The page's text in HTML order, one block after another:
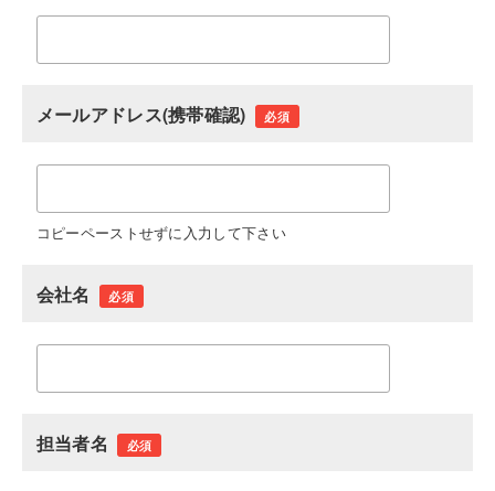
メールアドレス(携帯確認) 必須
コピーペーストせずに入力して下さい
会社名 必須
担当者名 必須